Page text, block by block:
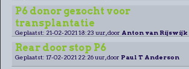
P6 donor gezocht voor
transplantatie
Geplaatst: 21-02-2021 18:23 uur, door Anton van Rijswijk
Rear door stop P6
Geplaatst: 17-02-2021 22:26 uur, door Paul T Anderson